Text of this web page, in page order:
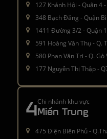
127 Khánh Hội - Quận 4 -
348 Bạch Đằng - Quận
1411 Đường 3/2 - Quận
591 Hoàng Văn Thụ - Q.
580 Phan Văn Trị - Q. Gò
177 Nguyễn Thị Thập -
4Chi nhánh khu vực
Miền Trung
475 Điện Biên Phủ -